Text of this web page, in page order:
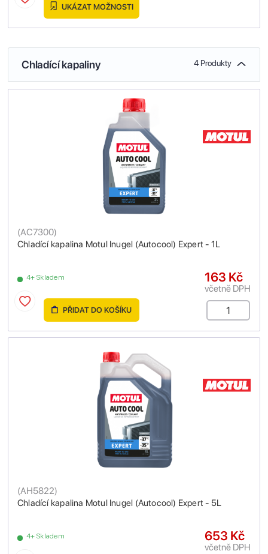
UKÁZAT MOŽNOSTI
Chladící kapaliny 4 Produkty
Chladící kapalina Motul Inugel (Autocool) Expert - 1L
(AC7300)
4+ Skladem 163 Kč
včetně DPH
PŘIDAT DO KOŠÍKU
Chladící kapalina Motul Inugel (Autocool) Expert - 5L
(AH5822)
4+ Skladem 653 Kč
včetně DPH